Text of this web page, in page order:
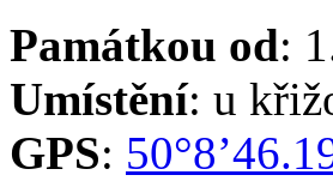
Památkou od:
Umístění: u
GPS: